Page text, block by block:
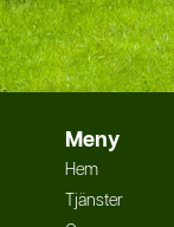
Meny
Hem
Tjänster